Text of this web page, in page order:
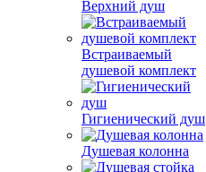
Верхний душ
Встраиваемый
душевой комплект
Гигиенический душ
Душевая колонна